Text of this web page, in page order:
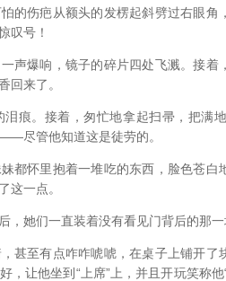
的伤疤从额头的发楞起斜劈过右眼
叹号！
声爆响，镜子的碎片四处飞溅。接着
来了。
痕。接着，匆忙地拿起扫帚，把满
尽管他知道这是徒劳的。
都怀里抱着一堆吃的东西，脸色苍白
这一点。
，她们一直装着没有看见门背后的那一
甚至有点咋咋唬唬，在桌子上铺开了
，让他坐到“上席”上，并且开玩笑称